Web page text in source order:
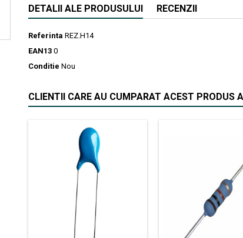
DETALII ALE PRODUSULUI RECENZII
Referinta REZ.H14
EAN13 0
Conditie Nou
CLIENTII CARE AU CUMPARAT ACEST PRODUS